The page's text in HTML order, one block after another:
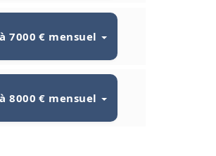
7000 € mensuel
8000 € mensuel